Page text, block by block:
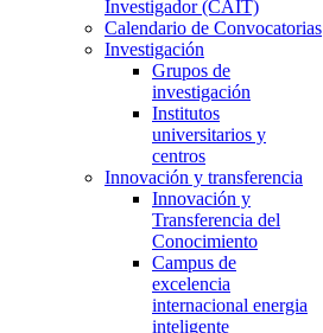
Investigador (CAIT)
Calendario de Convocatorias
Investigación
Grupos de
investigación
Institutos
universitarios y
centros
Innovación y transferencia
Innovación y
Transferencia del
Conocimiento
Campus de
excelencia
internacional energia
inteligente